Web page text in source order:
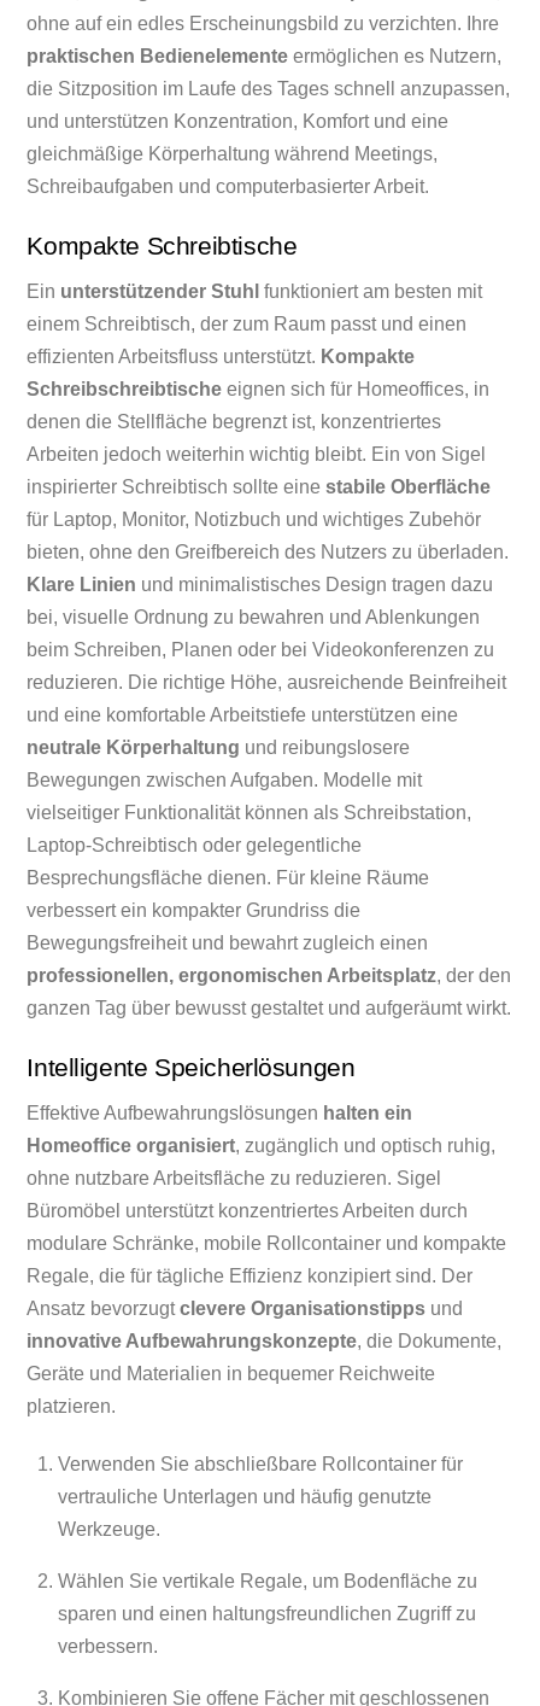
ohne auf ein edles Erscheinungsbild zu verzichten. Ihre
praktischen Bedienelemente ermöglichen es Nutzern,
die Sitzposition im Laufe des Tages schnell anzupassen,
und unterstützen Konzentration, Komfort und eine
gleichmäßige Körperhaltung während Meetings,
Schreibaufgaben und computerbasierter Arbeit.
Kompakte Schreibtische
Ein unterstützender Stuhl funktioniert am besten mit
einem Schreibtisch, der zum Raum passt und einen
effizienten Arbeitsfluss unterstützt. Kompakte
Schreibschreibtische eignen sich für Homeoffices, in
denen die Stellfläche begrenzt ist, konzentriertes
Arbeiten jedoch weiterhin wichtig bleibt. Ein von Sigel
inspirierter Schreibtisch sollte einestabile Oberfläche
für Laptop, Monitor, Notizbuch und wichtiges Zubehör
bieten, ohne den Greifbereich des Nutzers zu überladen.
Klare Linien und minimalistisches Design tragen dazu
bei, visuelle Ordnung zu bewahren und Ablenkungen
beim Schreiben, Planen oder bei Videokonferenzen zu
reduzieren. Die richtige Höhe, ausreichende Beinfreiheit
und eine komfortable Arbeitstiefe unterstützen eine
neutrale Körperhaltung und reibungslosere
Bewegungen zwischen Aufgaben. Modelle mit
vielseitiger Funktionalität können als Schreibstation,
Laptop-Schreibtisch oder gelegentliche
Besprechungsfläche dienen. Für kleine Räume
verbessert ein kompakter Grundriss die
Bewegungsfreiheit und bewahrt zugleich einen
professionellen, ergonomischen Arbeitsplatz, der den
ganzen Tag über bewusst gestaltet und aufgeräumt wirkt.
Intelligente Speicherlösungen
Effektive Aufbewahrungslösungen halten ein
Homeoffice organisiert, zugänglich und optisch ruhig,
ohne nutzbare Arbeitsfläche zu reduzieren. Sigel
Büromöbel unterstützt konzentriertes Arbeiten durch
modulare Schränke, mobile Rollcontainer und kompakte
Regale, die für tägliche Effizienz konzipiert sind. Der
Ansatz bevorzugtclevere Organisationstipps und
innovative Aufbewahrungskonzepte, die Dokumente,
Geräte und Materialien in bequemer Reichweite
platzieren.
Verwenden Sie abschließbare Rollcontainer für
vertrauliche Unterlagen und häufig genutzte
Werkzeuge.
Wählen Sie vertikale Regale, um Bodenfläche zu
sparen und einen haltungsfreundlichen Zugriff zu
verbessern.
Kombinieren Sie offene Fächer mit geschlossenen